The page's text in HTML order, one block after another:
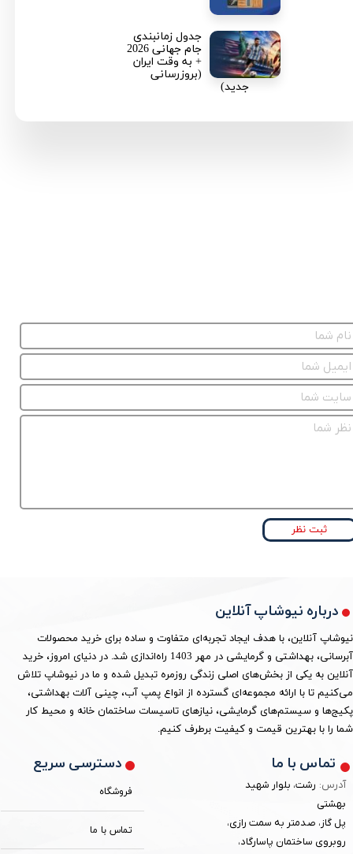
جدول زمانبندی
جام جهانی 2026
+ به وقت ایران
(بروزرسانی
جدید)
★★
ثبت نظر
درباره نیوشاپ آنلاین
نیوشاپ آنلاین، با هدف ایجاد تجربه‌ای متفاوت و ساده برای خرید محصولات
آبرسانی، بهداشتی و گرمایشی در مهر 1403 راه‌اندازی شد. در دنیای امروز، خرید
آنلاین به یکی از بخش‌های اصلی زندگی روزمره تبدیل شده و ما در نیوشاپ تلاش
می‌کنیم تا با ارائه مجموعه‌ای گسترده از انواع پمپ آب، چینی آلات بهداشتی،
پکیج‌ها و سیستم‌های گرمایشی، نیازهای تاسیسات ساختمان خانه و محیط کار
شما را با بهترین قیمت و کیفیت برطرف کنیم.
دسترسی سریع
فروشگاه
تماس با ما
تماس با ما
آدرس: رشت، بلوار شهید
بهشتی
پل گاز، صدمتر به سمت رازی،
روبروی ساختمان پاسارگاد،